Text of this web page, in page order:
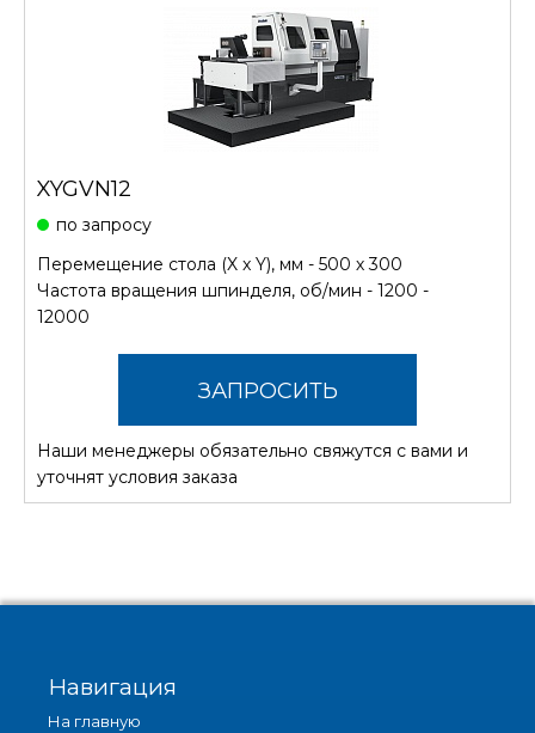
XYGVN12
по запросу
Перемещение стола (X x Y), мм - 500 х 300
Частота вращения шпинделя, об/мин - 1200 -
12000
ЗАПРОСИТЬ
СТОИМОСТЬ
Наши менеджеры обязательно свяжутся с вами и
уточнят условия заказа
Навигация
На главную